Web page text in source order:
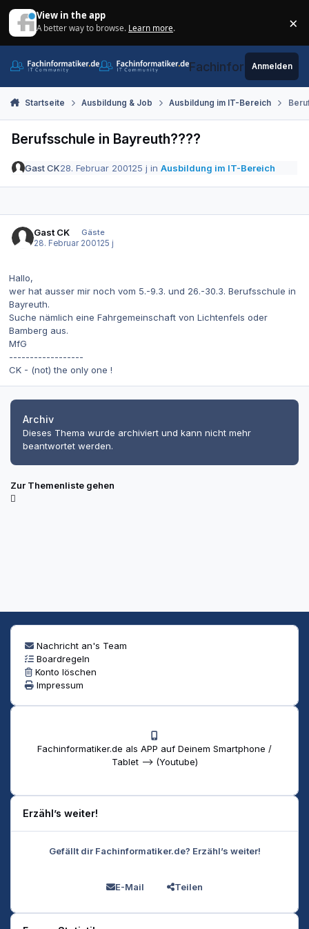
View in the app
A better way to browse. Learn more. ×
Fachinformatiker.de
Anmelden
Startseite Ausbildung & Job Ausbildung im IT-Bereich
Berufsschule in Bayreuth????
Gast CK28. Februar 200125 j inAusbildung im IT-Bereich
Gast CK
Gäste
28. Februar 2001 25 j
Hallo,
wer hat ausser mir noch vom 5.-9.3. und 26.-30.3. Berufsschule in
Bayreuth.
Suche nämlich eine Fahrgemeinschaft von Lichtenfels oder
Bamberg aus.
MfG
------------------
CK - (not) the only one !
Archiv
Dieses Thema wurde archiviert und kann nicht mehr
beantwortet werden.
Zur Themenliste gehen
Nachricht an's Team
Boardregeln
Konto löschen
Impressum
Fachinformatiker.de als APP auf Deinem Smartphone /
Tablet --> (Youtube)
Erzähl’s weiter!
Gefällt dir Fachinformatiker.de? Erzähl’s weiter!
E-Mail Teilen